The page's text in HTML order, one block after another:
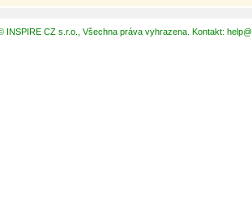
INSPIRE CZ s.r.o., Všechna práva vyhrazena. Kontakt: